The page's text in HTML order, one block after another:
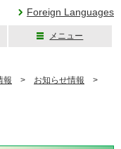
Foreign Languages
メニュー
報 > お知らせ情報 >